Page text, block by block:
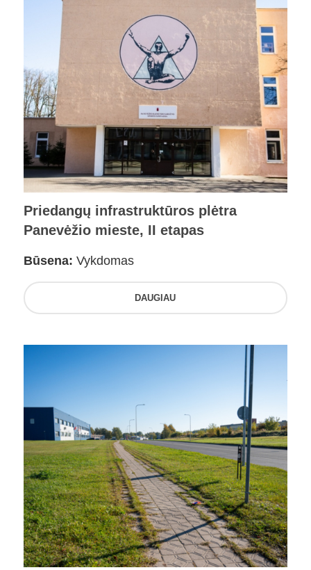
Priedangų infrastruktūros plėtra
Panevėžio mieste, II etapas
Būsena: Vykdomas
DAUGIAU